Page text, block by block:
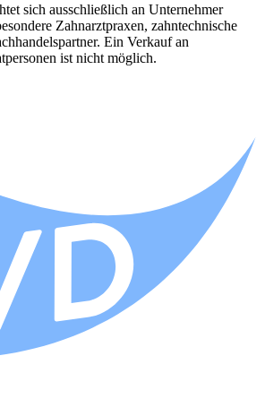
sich ausschließlich an Unternehmer
Zahnarztpraxen, zahntechnische
Ein Verkauf an
ist nicht möglich.